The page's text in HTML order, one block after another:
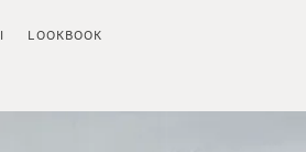
LOOKBOOK